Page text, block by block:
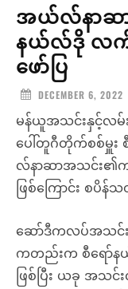
အယ်လ်နာဆ
နယ်လ်ဒို လက်
ဖော်ပြ
DECEMBER 6, 2022
မန်ယူအသင်းနှင့်လမ်
ပေါ်တူဂီတိုက်စစ်မှူ
လ်နာဆာအသင်း၏
ဖြစ်ကြောင်း စပိန်
ဆော်ဒီကလပ်အသင်း
ကတည်းက စီရော်နယ်
ဖြစ်ပြီး ယခု အသ